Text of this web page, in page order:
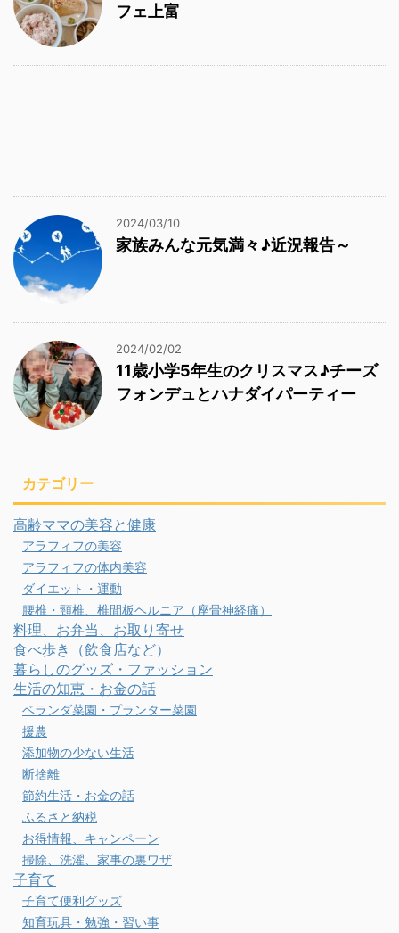
フェ上富
2024/03/10
家族みんな元気満々♪近況報告～
2024/02/02
11歳小学5年生のクリスマス♪チーズ
フォンデュとハナダイパーティー
カテゴリー
高齢ママの美容と健康
アラフィフの美容
アラフィフの体内美容
ダイエット・運動
腰椎・頸椎、椎間板ヘルニア（座骨神経痛）
料理、お弁当、お取り寄せ
食べ歩き（飲食店など）
暮らしのグッズ・ファッション
生活の知恵・お金の話
ベランダ菜園・プランター菜園
援農
添加物の少ない生活
断捨離
節約生活・お金の話
ふるさと納税
お得情報、キャンペーン
掃除、洗濯、家事の裏ワザ
子育て
子育て便利グッズ
知育玩具・勉強・習い事